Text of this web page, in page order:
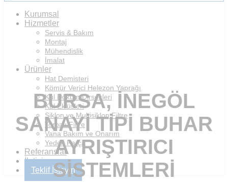
Kurumsal
Hizmetler
Servis & Bakım
Montaj
Mühendislik
İmalat
Ürünler
Hat Demisteri
Kömür Verici Helezon Yaprağı
Kül Döküm Dirsekleri
Kül Eklüsleri
Siklon ve Multisiklon Filtre
Torbalı Filtre
Vana Bakım ve Onarım
Yedek Parça
Referanslar
İletişim
Teklif İsteyin
BURSA, İNEGÖL
SANAYI TIPI BUHAR
AYRIŞTIRICI
SISTEMLERI